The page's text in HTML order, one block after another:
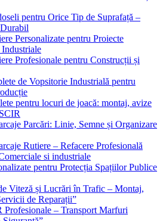
pentru Orice Tip de Suprafață –
Personalizate pentru Proiecte
Profesionale pentru Construcții și
de Vopsitorie Industrială pentru
pentru locuri de joacă: montaj, avize
Parcări: Linie, Semne și Organizare
Rutiere – Refacere Profesională
si industriale
pentru Protecția Spațiilor Publice
Viteză și Lucrări în Trafic – Montaj,
de Reparații”
Profesionale – Transport Marfuri